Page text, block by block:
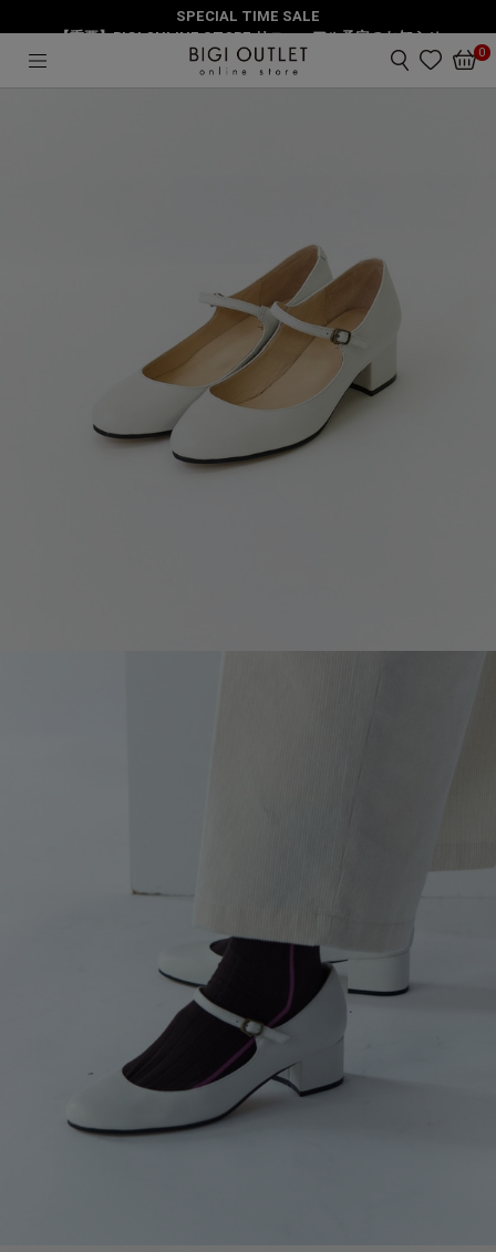
SPECIAL TIME SALE
【重要】BIGI ONLINE STORE リニューアル予定のお知らせ
0
シューズ ストラップシューズ